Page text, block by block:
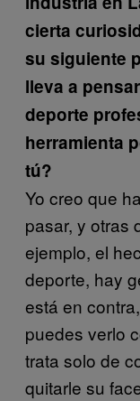
cierta
su siguiente
lleva a
deporte
herramienta
tú?
Yo creo que
pasar, y otras
ejemplo, el
deporte, hay
está en
puedes verlo
trata solo de
quitarle su